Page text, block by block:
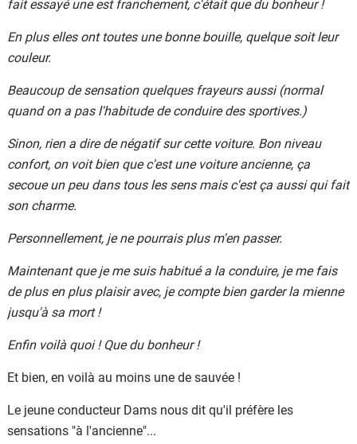
Marques
fait essayé une est franchement, c'était que du bonheur !
En plus elles ont toutes une bonne bouille, quelque soit leur
couleur.
Beaucoup de sensation quelques frayeurs aussi (normal
quand on a pas l'habitude de conduire des sportives.)
Sinon, rien a dire de négatif sur cette voiture. Bon niveau
confort, on voit bien que c'est une voiture ancienne, ça
secoue un peu dans tous les sens mais c'est ça aussi qui fait
son charme.
Personnellement, je ne pourrais plus m'en passer.
Maintenant que je me suis habitué a la conduire, je me fais
de plus en plus plaisir avec, je compte bien garder la mienne
jusqu'à sa mort !
Enfin voilà quoi ! Que du bonheur !
Et bien, en voilà au moins une de sauvée !
Le jeune conducteur Dams nous dit qu'il préfère les
sensations "à l'ancienne"...